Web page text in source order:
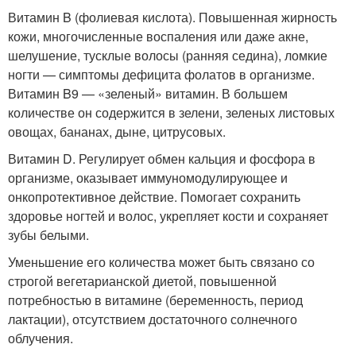
Витамин B (фолиевая кислота). Повышенная жирность
кожи, многочисленные воспаления или даже акне,
шелушение, тусклые волосы (ранняя седина), ломкие
ногти — симптомы дефицита фолатов в организме.
Витамин B9 — «зеленый» витамин. В большем
количестве он содержится в зелени, зеленых листовых
овощах, бананах, дыне, цитрусовых.
Витамин D. Регулирует обмен кальция и фосфора в
организме, оказывает иммуномодулирующее и
онкопротективное действие. Помогает сохранить
здоровье ногтей и волос, укрепляет кости и сохраняет
зубы белыми.
Уменьшение его количества может быть связано со
строгой вегетарианской диетой, повышенной
потребностью в витамине (беременность, период
лактации), отсутствием достаточного солнечного
облучения.